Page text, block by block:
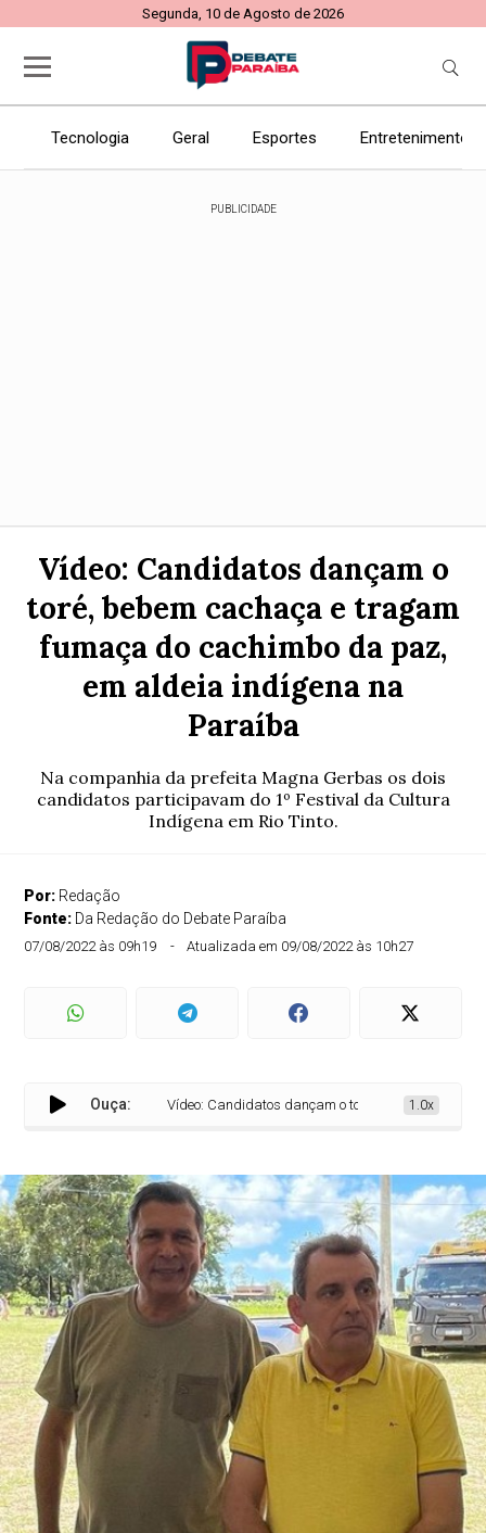
Segunda, 10 de Agosto de 2026
Tecnologia Geral Esportes Entretenimento
PUBLICIDADE
Vídeo: Candidatos dançam o
toré, bebem cachaça e tragam
fumaça do cachimbo da paz,
em aldeia indígena na
Paraíba
Na companhia da prefeita Magna Gerbas os dois
candidatos participavam do 1º Festival da Cultura
Indígena em Rio Tinto.
Por: Redação
Fonte: Da Redação do Debate Paraíba
07/08/2022 às 09h19 Atualizada em 09/08/2022 às 10h27
Ouça: Vídeo: Candidatos dançam o toré, bebem cachaça e
1.0x